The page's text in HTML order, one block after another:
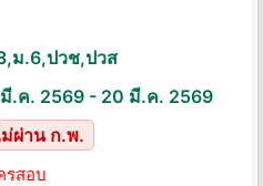
ม.6,ปวช,ปวส
.ค. 2569 - 20 มี.ค. 2569
ผ่าน ก.พ.
รสอบ